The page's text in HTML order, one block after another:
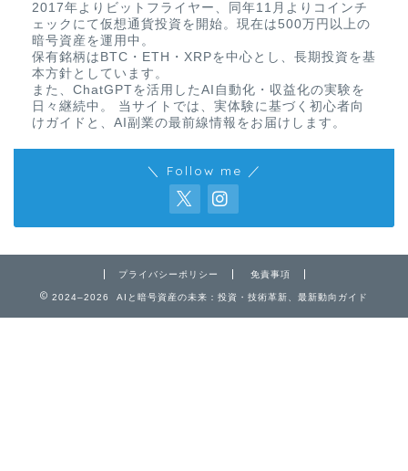
2017年よりビットフライヤー、同年11月よりコインチ
ェックにて仮想通貨投資を開始。現在は500万円以上の
暗号資産を運用中。
保有銘柄はBTC・ETH・XRPを中心とし、長期投資を基
本方針としています。
また、ChatGPTを活用したAI自動化・収益化の実験を
日々継続中。 当サイトでは、実体験に基づく初心者向
けガイドと、AI副業の最前線情報をお届けします。
＼ Follow me ／
プライバシーポリシー 免責事項
2024–2026 AIと暗号資産の未来：投資・技術革新、最新動向ガイド